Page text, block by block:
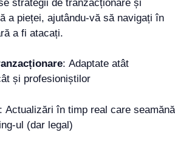
strategii de tranzacționare și
a pieței, ajutându-vă să navigați în
a fi atacați.
: Adaptate atât
și profesioniștilor
: Actualizări în timp real care seamănă
ul (dar legal)